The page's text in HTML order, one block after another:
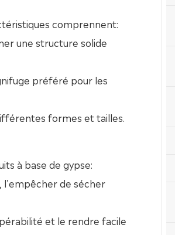
comprennent:
une structure solide
préféré pour les
formes et tailles.
à base de gypse:
l'empêcher de sécher
et le rendre facile